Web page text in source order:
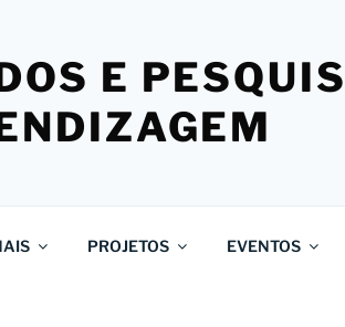
E
PROJETOS EVENTOS